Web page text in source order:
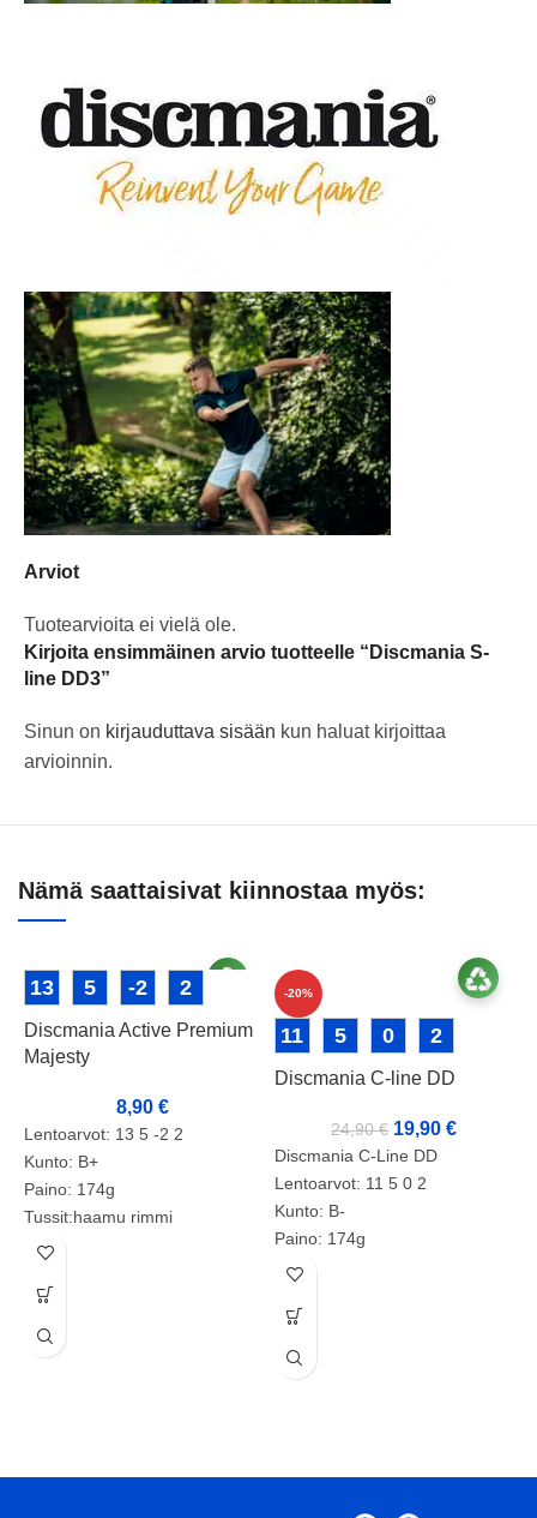
Arviot
Tuotearvioita ei vielä ole.
Kirjoita ensimmäinen arvio tuotteelle “Discmania S-
line DD3”
Sinun on kirjauduttava sisään kun haluat kirjoittaa
arvioinnin.
Nämä saattaisivat kiinnostaa myös:
13 5 -2 2
Discmania Active Premium
Majesty
8,90€
Lentoarvot: 13 5 -2 2
Kunto: B+
Paino: 174g
Tussit:haamu rimmi
-20%
11 5 0 2
Discmania C-line DD
24,90€ 19,90 €
Discmania C-Line DD
Lentoarvot: 11 5 0 2
Kunto: B-
Paino: 174g
Tussit: +